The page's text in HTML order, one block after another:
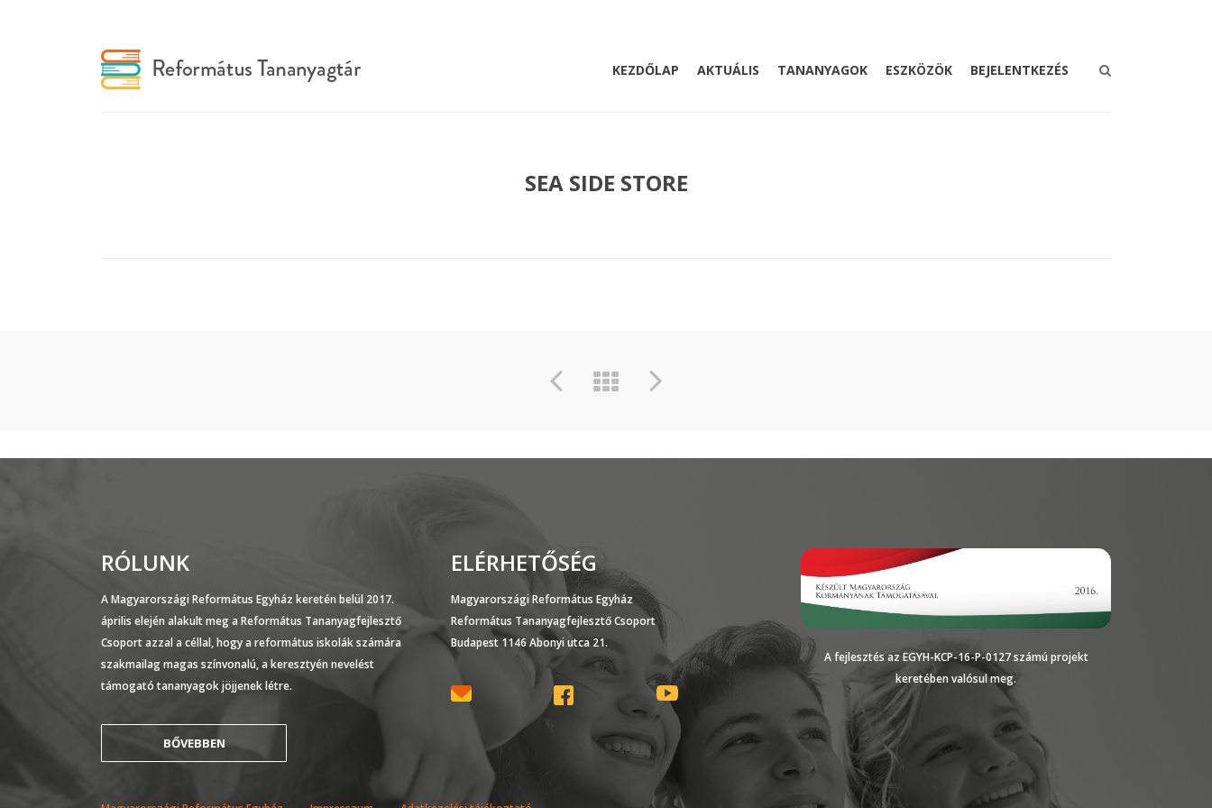
KEZDŐLAP AKTUÁLIS TANANYAGOK ESZKÖZÖK BEJELENTKEZÉS
SEA SIDE STORE
RÓLUNK
A Magyarországi Református Egyház keretén belül 2017.
április elején alakult meg a Református Tananyagfejlesztő
Csoport azzal a céllal, hogy a református iskolák számára
szakmailag magas színvonalú, a keresztyén nevelést
támogató tananyagok jöjjenek létre.
BŐVEBBEN
ELÉRHETŐSÉG
Magyarországi Református Egyház
Református Tananyagfejlesztő Csoport
Budapest 1146 Abonyi utca 21.
A fejlesztés az EGYH-KCP-16-P-0127 számú projekt
keretében valósul meg.